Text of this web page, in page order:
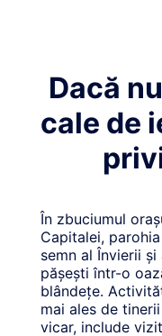
Dacă
cale de
În zbuciumul
Capitalei,
semn al Învierii
pășești într-o
blândețe.
mai ales de
vicar, include